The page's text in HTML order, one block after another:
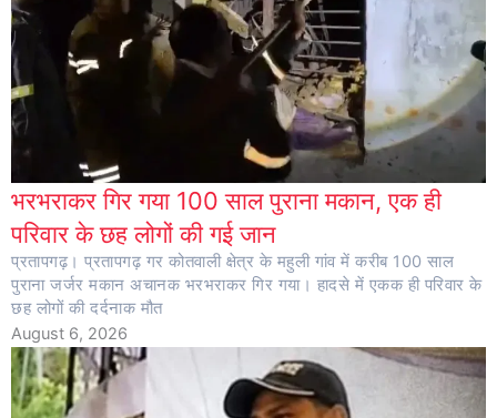
भरभराकर गिर गया 100 साल पुराना मकान, एक ही
परिवार के छह लोगों की गई जान
प्रतापगढ़। प्रतापगढ़ गर कोतवाली क्षेत्र के महुली गांव में करीब 100 साल
पुराना जर्जर मकान अचानक भरभराकर गिर गया। हादसे में एकक ही परिवार के
छह लोगों की दर्दनाक मौत
August 6, 2026